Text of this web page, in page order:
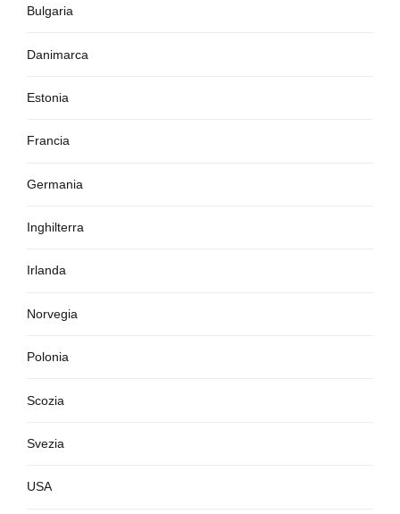
Bulgaria
Danimarca
Estonia
Francia
Germania
Inghilterra
Irlanda
Norvegia
Polonia
Scozia
Svezia
USA